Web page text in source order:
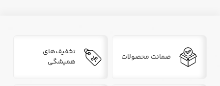
ضمانت محصولات
تخفیف‌های
همیشگی